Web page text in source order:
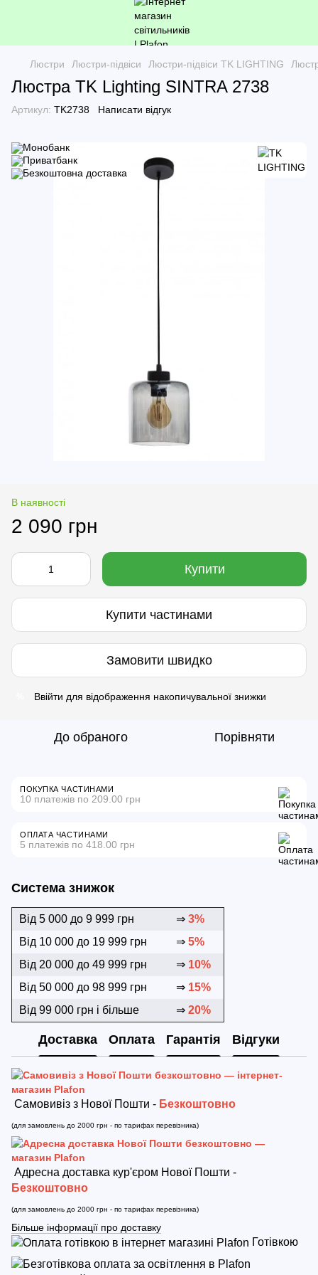
Люстри Люстри-підвіси Люстри-підвіси TK LIGHTING
Люстра TK Lighting SINTRA 2738
Артикул: TK2738 Написати відгук
В наявності
2 090 грн
Купити
Купити частинами
Замовити швидко
Ввійти для відображення накопичувальної знижки
До обраного Порівняти
ПОКУПКА ЧАСТИНАМИ
10 платежів по 209.00 грн
ОПЛАТА ЧАСТИНАМИ
5 платежів по 418.00 грн
Система знижок
Від 5 000 до 9 999 грн ⇒ 3%
Від 10 000 до 19 999 грн
⇒ 5%
Від 20 000 до 49 999 грн
⇒ 10%
Від 50 000 до 98 999 грн
⇒ 15%
Від 99 000 грн і більше
⇒ 20%
Доставка Оплата Гарантія Відгуки
Самовивіз з Нової Пошти - Безкоштовно
(для замовлень до 2000 грн - по тарифах перевізника)
Адресна доставка кур'єром Нової Пошти -
Безкоштовно
(для замовлень до 2000 грн - по тарифах перевізника)
Більше інформації про доставку
Готівкою